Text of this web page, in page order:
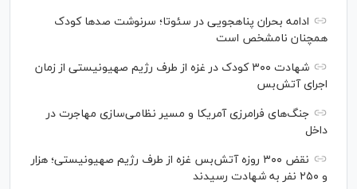
ادامه بحران پناهجویی در سئوتا؛ سرنوشت صدها کودک
همچنان نامشخص است
شهادت ۳۰۰ کودک در غزه از طرف رژیم صهیونیستی از زمان
اجرای آتش‌بس
جنگ‌های فرامرزی آمریکا و مسیر نظامی‌سازی مهاجرت در
داخل
نقض ۳۰۰ روزه آتش‌بس غزه از طرف رژیم صهیونیستی؛ هزار
و ۲۵۰ نفر به شهادت رسیدند